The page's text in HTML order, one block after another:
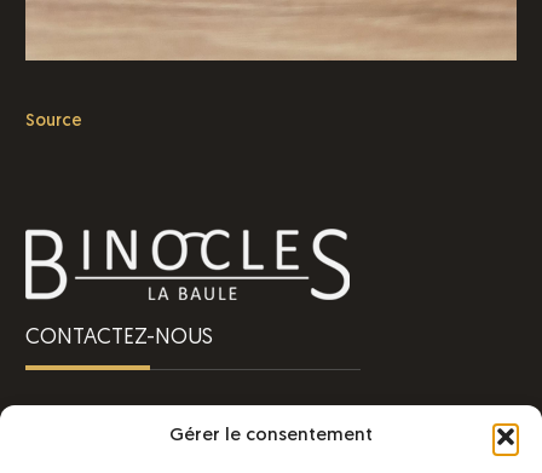
Gérer le consentement
Source
CONTACTEZ-NOUS
Besoin d’un renseignement ?